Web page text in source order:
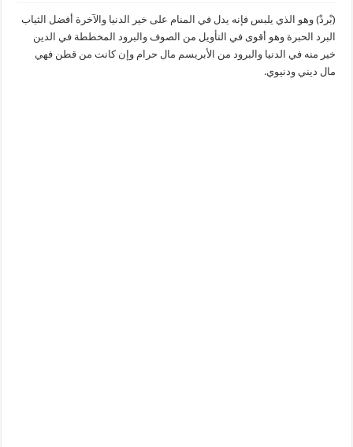
(بْردْ) وهو الذي يلبس فإنه يدل في المنام على خير الدنيا والآخرة أفضل الثياب
البرد الحبرة وهو أقوى في التأويل من الصوف والبرود المخططة في الدين
خير منه في الدنيا والبرود من الأبريسم مال حرام وإن كانت من قطن فهي
مال ديني ودنيوي.